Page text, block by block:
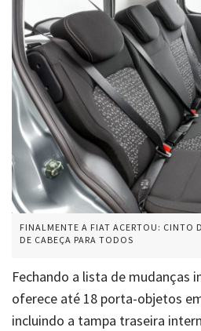
FINALMENTE A FIAT ACERTOU: CINTO
DE CABEÇA PARA TODOS
Fechando a lista de mudanças
oferece até 18 porta-objetos
incluindo a tampa traseira